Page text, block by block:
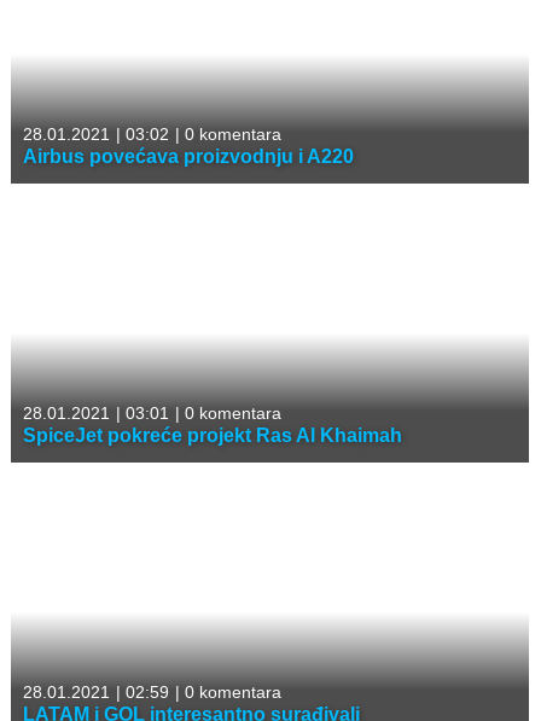
28.01.2021 | 03:02 | 0 komentara
Airbus povećava proizvodnju i A220
28.01.2021 | 03:01 | 0 komentara
SpiceJet pokreće projekt Ras Al Khaimah
28.01.2021 | 02:59 | 0 komentara
LATAM i GOL interesantno surađivali